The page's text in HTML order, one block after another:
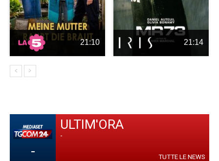
21:10 21:14
-
ULTIM'ORA
-
TUTTE LE NEWS